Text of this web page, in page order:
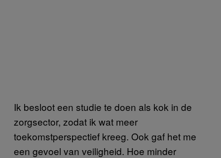
Ik besloot een studie te doen als kok in de
zorgsector, zodat ik wat meer
toekomstperspectief kreeg. Ook gaf het me
een gevoel van veiligheid. Hoe minder